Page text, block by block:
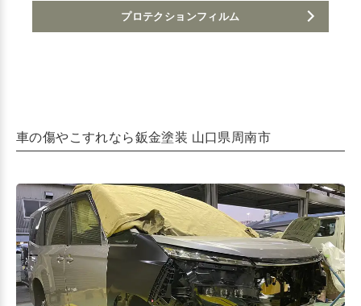
プロテクションフィルム
車の傷やこすれなら鈑金塗装 山口県周南市